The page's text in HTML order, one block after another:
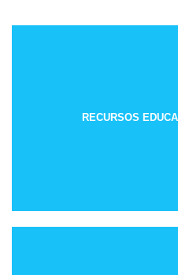
RECURSOS